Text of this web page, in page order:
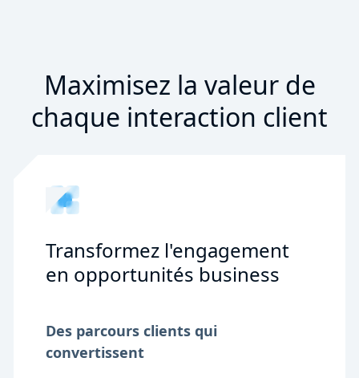
Maximisez la valeur de
chaque interaction client
Transformez l'engagement
en opportunités business
Des parcours clients qui
convertissent